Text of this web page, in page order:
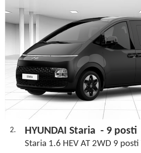
2. HYUNDAI Staria - 9 posti
Staria 1.6 HEV AT 2WD 9